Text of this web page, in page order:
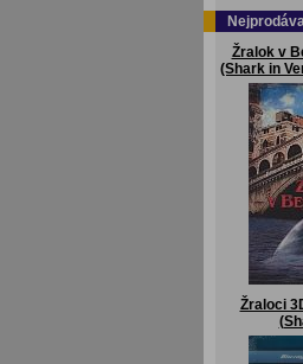
Žralok v
(Shark in
Žraloci